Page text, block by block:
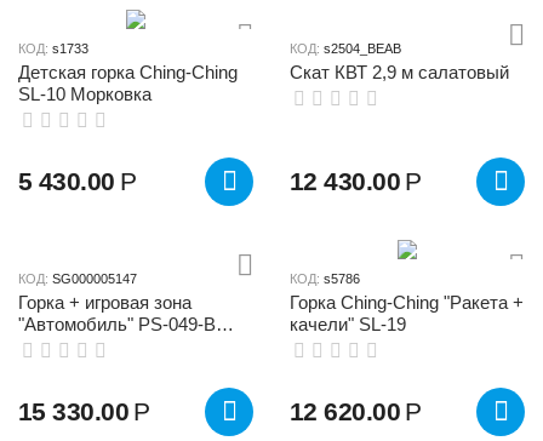
КОД: s1733
Детская горка Ching-Ching
SL-10 Морковка
5 430.00 Р
КОД: s2504_BEAB
Скат КВТ 2,9 м салатовый
12 430.00 Р
КОД: SG000005147
Горка + игровая зона
"Автомобиль" PS-049-B
синий
15 330.00 Р
КОД: s5786
Горка Ching-Ching "Ракета +
качели" SL-19
12 620.00 Р